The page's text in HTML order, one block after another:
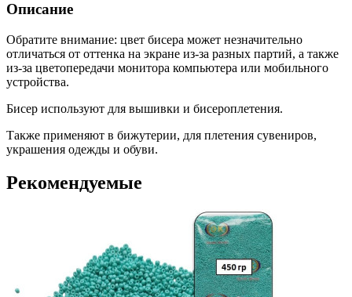
Описание
Обратите внимание: цвет бисера может незначительно
отличаться от оттенка на экране из-за разных партий, а также
из-за цветопередачи монитора компьютера или мобильного
устройства.
Бисер используют для вышивки и бисероплетения.
Также применяют в бижутерии, для плетения сувениров,
украшения одежды и обуви.
Рекомендуемые